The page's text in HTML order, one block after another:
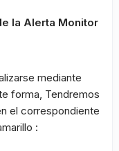
la Alerta Monitor
mediante
forma, Tendremos
el correspondiente
: